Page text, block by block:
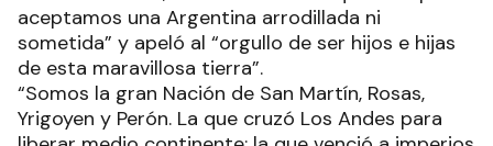
aceptamos una Argentina arrodillada ni
sometida” y apeló al “orgullo de ser hijos e hijas
de esta maravillosa tierra”.
“Somos la gran Nación de San Martín, Rosas,
Yrigoyen y Perón. La que cruzó Los Andes para